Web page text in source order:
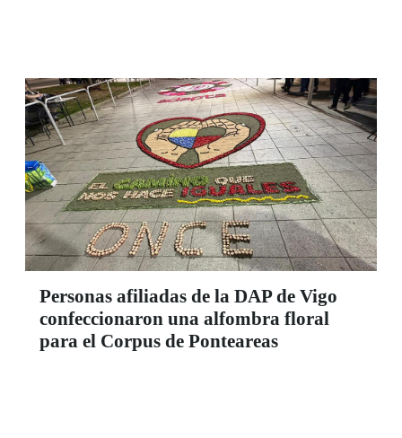
Personas afiliadas de la DAP de Vigo
confeccionaron una alfombra floral
para el Corpus de Ponteareas